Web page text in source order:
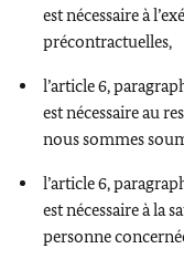
est nécessaire à
précontractuelles,
l’article 6,
est nécessaire au
nous sommes
l’article 6,
est nécessaire à la
personne